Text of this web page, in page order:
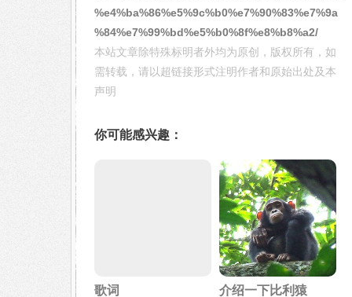
%e4%ba%86%e5%9c%b0%e7%90%83%e7%9a
%84%e7%99%bd%e5%b0%8f%e8%b8%a2/
本站文章除特殊标明者外均为原创，版权所有，如
需转载，请以超链接形式注明作者和原始出处及本
声明
你可能感兴趣：
歌词 介绍一下比利猿